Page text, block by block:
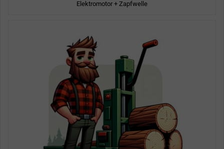
Elektromotor + Zapfwelle